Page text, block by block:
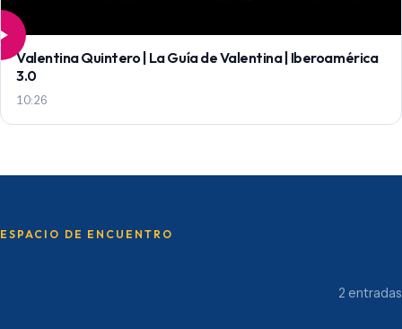
Valentina Quintero | La Guía de Valentina | Iberoamérica
3.0
10:26
ESPACIO DE ENCUENTRO
2 entradas